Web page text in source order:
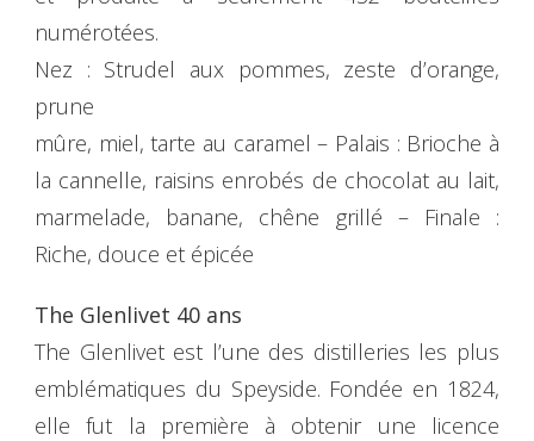
numérotées.
Nez : Strudel aux pommes, zeste d’orange,
prune
mûre, miel, tarte au caramel – Palais : Brioche à
la cannelle, raisins enrobés de chocolat au lait,
marmelade, banane, chêne grillé – Finale :
Riche, douce et épicée
The Glenlivet 40 ans
The Glenlivet est l’une des distilleries les plus
emblématiques du Speyside. Fondée en 1824,
elle fut la première à obtenir une licence